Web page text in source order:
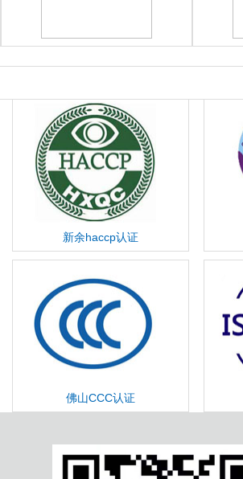
新余haccp认证
佛山CCC认证